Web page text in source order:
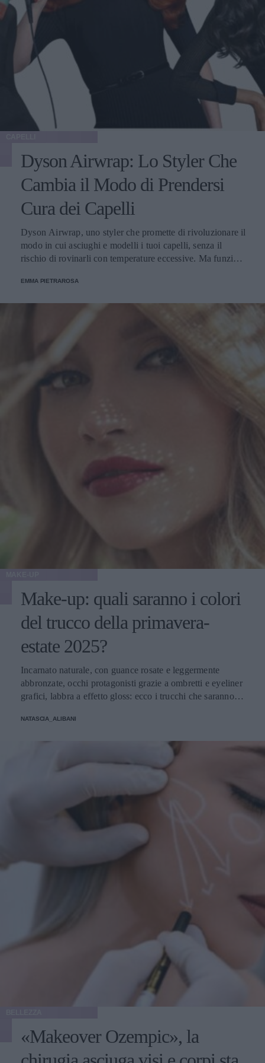
Dyson Airwrap: Lo Styler Che
Cambia il Modo di Prendersi
Cura dei Capelli
Dyson Airwrap, uno styler che promette di rivoluzionare il
modo in cui asciughi e modelli i tuoi capelli, senza il
rischio di rovinarli con temperature eccessive. Ma funziona
EMMA PIETRAROSA
Make-up: quali saranno i colori
del trucco della primavera-
estate 2025?
Incarnato naturale, con guance rosate e leggermente
abbronzate, occhi protagonisti grazie a ombretti e eyeliner
grafici, labbra a effetto gloss: ecco i trucchi che saranno
NATASCIA_ALIBANI
«Makeover Ozempic», la